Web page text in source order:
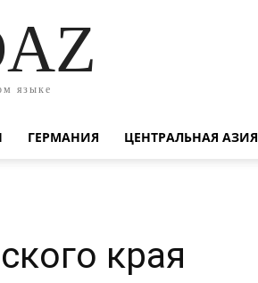
языке
ГЕРМАНИЯ ЦЕНТРАЛЬНАЯ АЗИЯ
края